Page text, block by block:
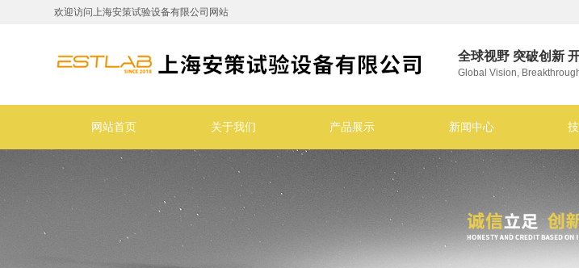
欢迎访问上海安策试验设备有限公司网站
全球视野 突破创新
Global Vision,
网站首页 关于我们 产品展示 新闻中心